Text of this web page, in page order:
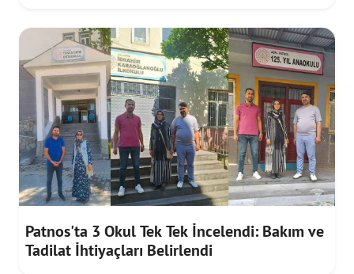
Patnos'ta 3 Okul Tek Tek İncelendi: Bakım ve
Tadilat İhtiyaçları Belirlendi